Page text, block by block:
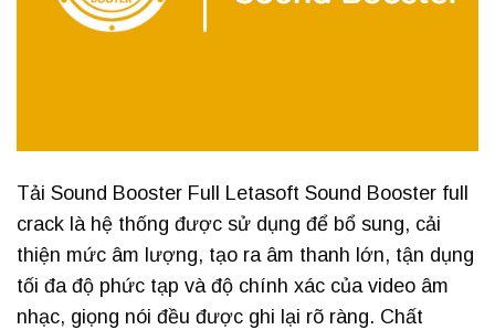
Tải Sound Booster Full Letasoft Sound Booster full
crack là hệ thống được sử dụng để bổ sung, cải
thiện mức âm lượng, tạo ra âm thanh lớn, tận dụng
tối đa độ phức tạp và độ chính xác của video âm
nhạc, giọng nói đều được ghi lại rõ ràng. Chất